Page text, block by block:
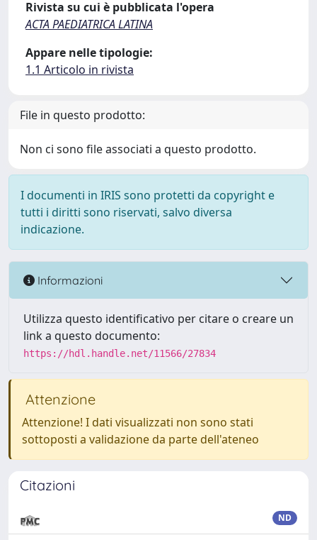
Rivista su cui è pubblicata l'opera
ACTA PAEDIATRICA LATINA
Appare nelle tipologie:
1.1 Articolo in rivista
File in questo prodotto:
Non ci sono file associati a questo prodotto.
I documenti in IRIS sono protetti da copyright e
tutti i diritti sono riservati, salvo diversa
indicazione.
Informazioni
Utilizza questo identificativo per citare o creare un
link a questo documento:
https://hdl.handle.net/11566/27834
Attenzione
Attenzione! I dati visualizzati non sono stati
sottoposti a validazione da parte dell'ateneo
Citazioni
ND